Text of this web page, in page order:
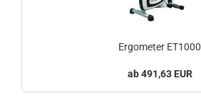
Ergometer ET1000
491,63 EUR